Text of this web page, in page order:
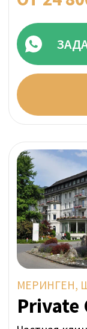
Почему
Наш консьерж-
государств, топ-
и клиентов с
идеальные
условиях
Первый шаг —
подобрать
вашим
С чем вы